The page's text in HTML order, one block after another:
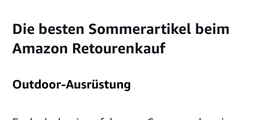
Die besten Sommerartikel beim
Amazon Retourenkauf
Outdoor-Ausrüstung